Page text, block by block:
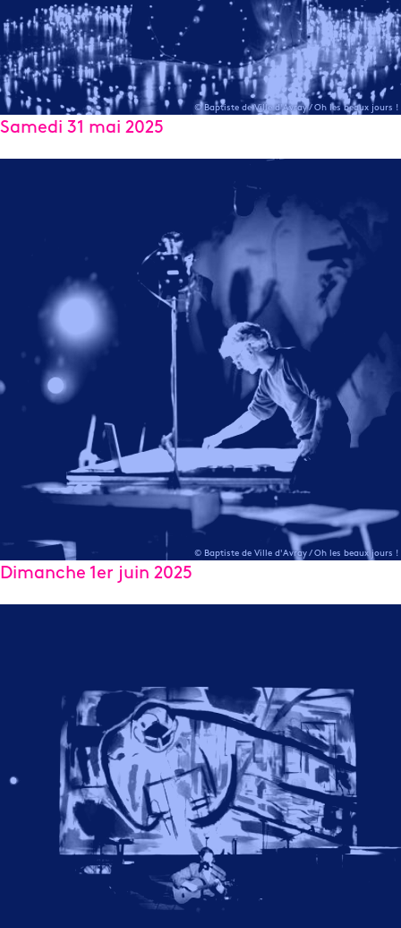
© Baptiste de Ville d'Avray / Oh les beaux jours !
Samedi 31 mai 2025
© Baptiste de Ville d'Avray / Oh les beaux jours !
Dimanche 1er juin 2025